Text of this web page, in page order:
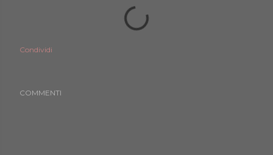
Condividi
COMMENTI